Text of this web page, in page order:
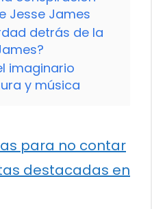
Jesse James
detrás de la
imaginario
y música
para no contar
destacadas en